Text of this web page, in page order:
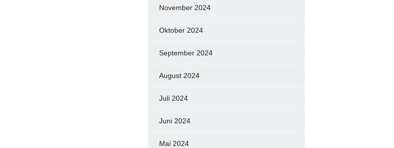
November 2024
Oktober 2024
September 2024
August 2024
Juli 2024
Juni 2024
Mai 2024